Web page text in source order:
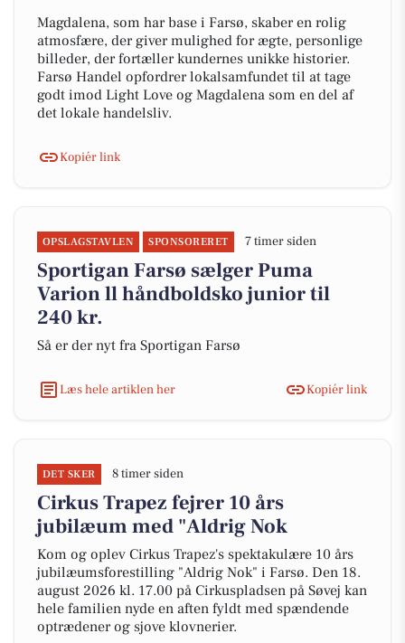
Magdalena, som har base i Farsø, skaber en rolig
atmosfære, der giver mulighed for ægte, personlige
billeder, der fortæller kundernes unikke historier.
Farsø Handel opfordrer lokalsamfundet til at tage
godt imod Light Love og Magdalena som en del af
det lokale handelsliv.
Kopiér link
OPSLAGSTAVLEN SPONSORERET 7 timer siden
Sportigan Farsø sælger Puma
Varion ll håndboldsko junior til
240 kr.
Så er der nyt fra Sportigan Farsø
Læs hele artiklen her Kopiér link
DET SKER 8 timer siden
Cirkus Trapez fejrer 10 års
jubilæum med "Aldrig Nok
Kom og oplev Cirkus Trapez's spektakulære 10 års
jubilæumsforestilling "Aldrig Nok" i Farsø. Den 18.
august 2026 kl. 17.00 på Cirkuspladsen på Søvej kan
hele familien nyde en aften fyldt med spændende
optrædener og sjove klovnerier.